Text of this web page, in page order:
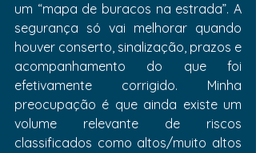
um “mapa de buracos na estrada”. A
segurança só vai melhorar quando
houver conserto, sinalização, prazos e
acompanhamento do que foi
efetivamente corrigido. Minha
preocupação é que ainda existe um
volume relevante de riscos
classificados como altos/muito altos